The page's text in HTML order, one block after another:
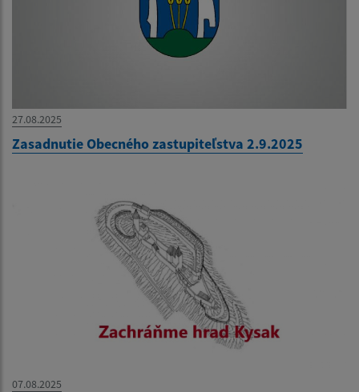
27.08.2025
Zasadnutie Obecného zastupiteľstva 2.9.2025
07.08.2025